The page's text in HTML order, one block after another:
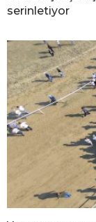
serinletiyor